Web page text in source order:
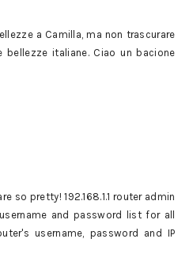
a Camilla, ma non trascurare
italiane. Ciao un bacione
so pretty! 192.168.1.1 router admin
and password list for all
username, password and IP